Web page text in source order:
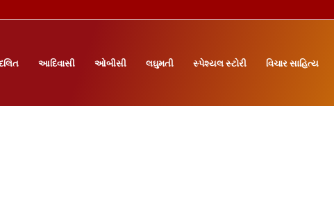
આદિવાસી ઓબીસી લઘુમતી સ્પેશ્યલ સ્ટોરી વિચાર સાહિત્ય